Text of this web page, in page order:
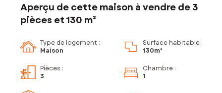
Aperçu de cette maison à vendre de 3
pièces et 130 m²
Type de logement :
Maison
Surface habitable :
130m²
Pièces :
3
Chambre :
1